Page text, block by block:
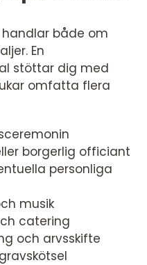
både om
En
stöttar dig med
omfatta flera
borgerlig officiant
personliga
musik
catering
och arvsskifte